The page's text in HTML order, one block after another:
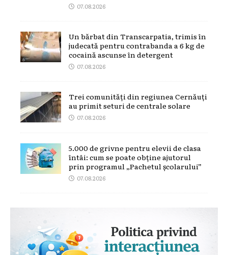
07.08.2026
Un bărbat din Transcarpatia, trimis în
judecată pentru contrabanda a 6 kg de
cocaină ascunse în detergent
07.08.2026
Trei comunități din regiunea Cernăuți
au primit seturi de centrale solare
07.08.2026
5.000 de grivne pentru elevii de clasa
întâi: cum se poate obține ajutorul
prin programul „Pachetul școlarului”
07.08.2026